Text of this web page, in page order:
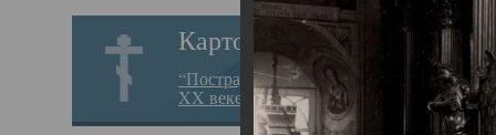
Картотека
“Пострадавшие за веру в
XX веке на Севере”